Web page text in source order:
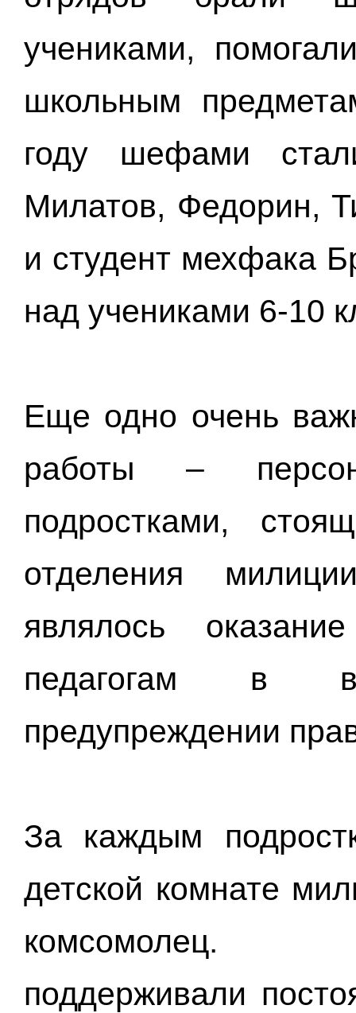
учениками,
школьным
году шефами
Милатов, Федорин,
и студент мехфака
над учениками 6-10
Еще одно очень
работы –
подростками,
отделения
являлось
педагогам в
предупреждении
За каждым
детской комнате
комсомолец.
поддерживали